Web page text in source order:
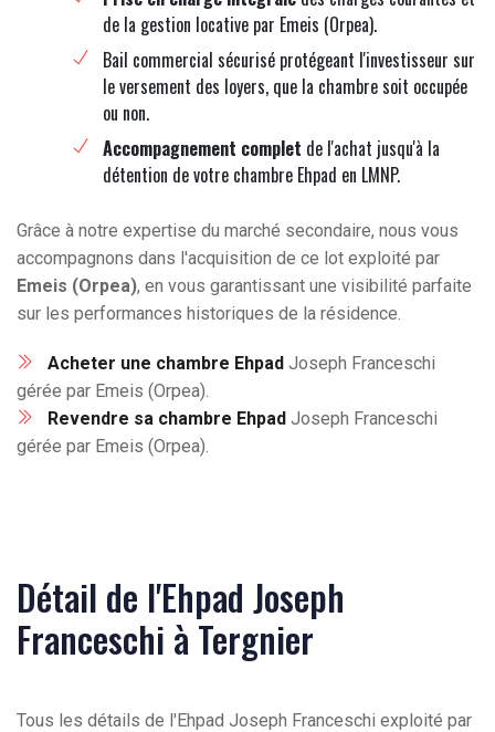
de la gestion locative par Emeis (Orpea).
Bail commercial sécurisé protégeant l'investisseur sur
le versement des loyers, que la chambre soit occupée
ou non.
Accompagnement complet de l'achat jusqu'à la
détention de votre chambre Ehpad en LMNP.
Grâce à notre expertise du marché secondaire, nous vous
accompagnons dans l'acquisition de ce lot exploité par
Emeis (Orpea), en vous garantissant une visibilité parfaite
sur les performances historiques de la résidence.
Acheter une chambre Ehpad Joseph Franceschi
gérée par Emeis (Orpea).
Revendre sa chambre Ehpad Joseph Franceschi
gérée par Emeis (Orpea).
Détail de l'Ehpad Joseph
Franceschi à Tergnier
Tous les détails de l'Ehpad Joseph Franceschi exploité par